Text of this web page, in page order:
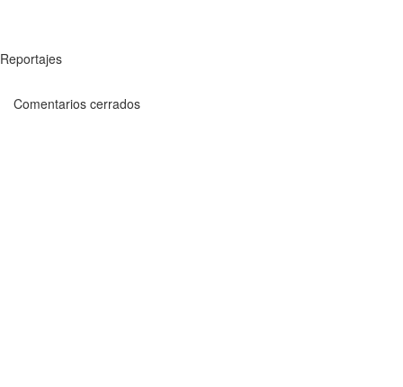
Reportajes
Comentarios cerrados